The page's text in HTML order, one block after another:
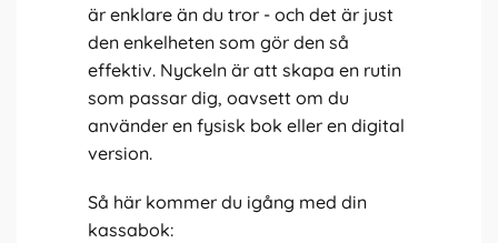
är enklare än du tror - och det är just
den enkelheten som gör den så
effektiv. Nyckeln är att skapa en rutin
som passar dig, oavsett om du
använder en fysisk bok eller en digital
version.
Så här kommer du igång med din
kassabok: